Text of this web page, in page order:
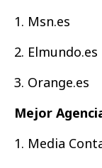
1. Msn.es
2. Elmundo.es
3. Orange.es
Mejor
1. Media